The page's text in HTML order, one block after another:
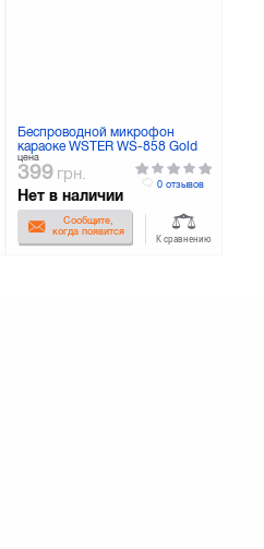
Беспроводной микрофон
караоке WSTER WS-858 Gold
цена
399 грн.
Нет в наличии
Сообщите,
когда появится
0 отзывов
К сравнению